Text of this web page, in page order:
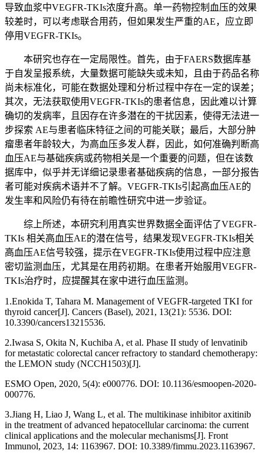
导致血浆中VEGFR-TKIs浓度升高。单一药物控制血压的效果
较差时，可以考虑联合用药，但如果发生严重的AE，应立即
停用VEGFR-TKIs。
本研究也存在一定局限性。首先，由于FAERS数据库基
于自发呈报系统，大量数据可能缺失或未知，且由于药品名称
尚未标准化，可能在数据处理和分析过程中存在一定的误差；
其次，无法获取使用VEGFR-TKIs的患者信息，因此难以计算
确切的发病率，且因存在许多潜在的干扰因素，使得无法进一
步探索 AE与患者临床特征之间的可能关联；最后，大部分肿
瘤患者年龄较大，为高血压多发人群，因此，如何准确判断高
血压AE与基础疾病或药物相关是一个重要的问题，但在该数
据库中，似乎并无详细记录患者基础疾病的信息，一部分报告
者可能对疾病术语并不了解。VEGFR-TKIs引起高血压AE的
发生率和风险仍有待在前瞻性研究中进一步验证。
综上所述，本研究利用真实世界数据全面评估了VEGFR-
TKIs 相关高血压AE的潜在信号，结果发现VEGFR-TKIs相关
高血压AE信号较强，提示在VEGFR-TKIs使用过程中应注意
密切监测血压，尤其是在用药初期。在患者开始服用VEGFR-
TKIs治疗时，应提醒其在家中进行血压监测。
1.Enokida T, Tahara M. Management of VEGFR-targeted TKI for
thyroid cancer[J]. Cancers (Basel), 2021, 13(21): 5536. DOI:
10.3390/cancers13215536.
2.Iwasa S, Okita N, Kuchiba A, et al. Phase II study of lenvatinib
for metastatic colorectal cancer refractory to standard chemotherapy:
the LEMON study (NCCH1503)[J].
ESMO Open, 2020, 5(4): e000776. DOI: 10.1136/esmoopen-2020-
000776.
3.Jiang H, Liao J, Wang L, et al. The multikinase inhibitor axitinib
in the treatment of advanced hepatocellular carcinoma: the current
clinical applications and the molecular mechanisms[J]. Front
Immunol, 2023, 14: 1163967. DOI: 10.3389/fimmu.2023.1163967.